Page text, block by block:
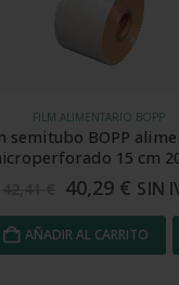
DE POLIOLEFINA
retráctil POF 50 cm
71,24 € SIN
AÑADIR AL CARRITO